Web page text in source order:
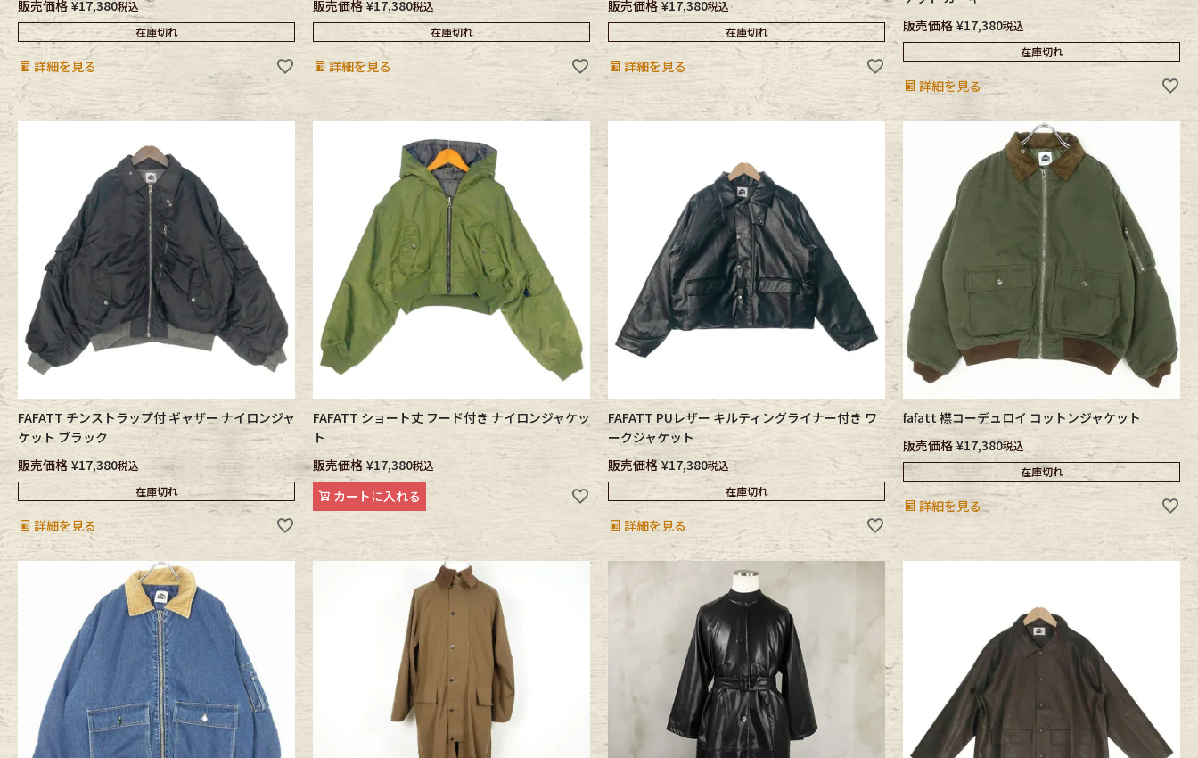
販売価格 ¥17,380税込
在庫切れ
詳細を見る
販売価格 ¥17,380税込
在庫切れ
詳細を見る
販売価格 ¥17,380税込
在庫切れ
詳細を見る
販売価格 ¥17,380税込
在庫切れ
詳細を見る
FAFATT チンストラップ付 ギャザー ナイロンジャ
ケット ブラック
販売価格 ¥17,380税込
在庫切れ
詳細を見る
FAFATT ショート丈 フード付き ナイロンジャケッ
ト
販売価格 ¥17,380税込
カートに入れる
FAFATT PUレザー キルティングライナー付き ワ
ークジャケット
販売価格 ¥17,380税込
在庫切れ
詳細を見る
fafatt 襟コーデュロイ コットンジャケット
販売価格 ¥17,380税込
在庫切れ
詳細を見る